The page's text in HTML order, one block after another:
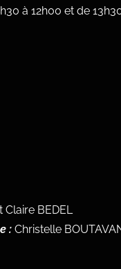
à 12h00 et de
Claire BEDEL
: Christelle